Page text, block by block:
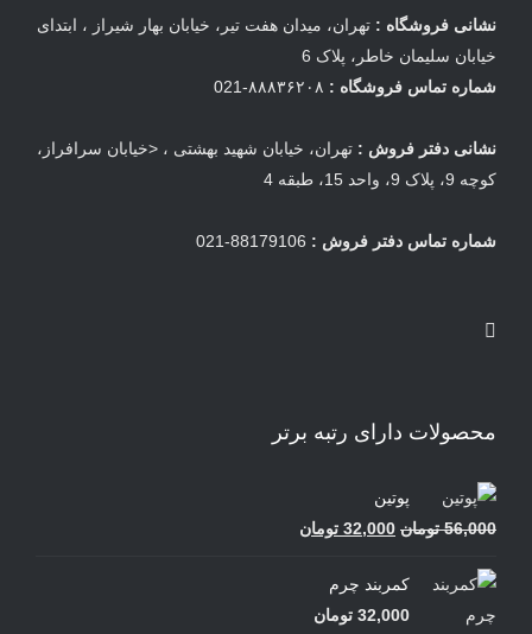
نشانی فروشگاه : تهران، میدان هفت تیر، خیابان بهار شیراز ، ابتدای
خیابان سلیمان خاطر، پلاک 6
شماره تماس فروشگاه :
نشانی دفتر فروش : تهران، خیابان شهید بهشتی ، <خیابان سرافراز،
کوچه 9، پلاک 9، واحد 15، طبقه 4
شماره تماس دفتر فروش :
محصولات دارای رتبه برتر
پوتین
56,000 تومان قیمت
56,000 تومان
بود.
32,000 تومان
کمربند چرم
32,000 تومان